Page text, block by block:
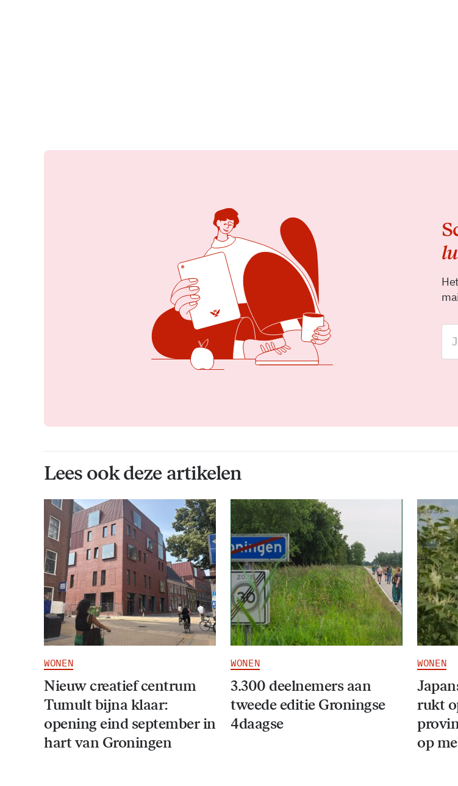
Lees ook deze artikelen
WONEN
Nieuw creatief centrum
Tumult bijna klaar:
opening eind september in
hart van Groningen
WONEN
3.300 deelnemers aan
tweede editie Groningse
4daagse
WONEN
rukt
op